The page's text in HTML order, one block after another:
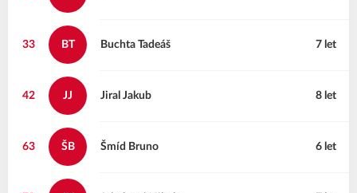
33 BT Tadeáš
Buchta 7 let
42 JJ Jakub
Jiral 8 let
63 ŠB Bruno
Šmíd 6 let